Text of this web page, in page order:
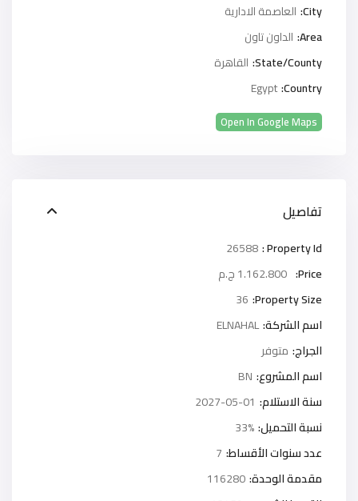
City: العاصمة الادارية
Area: الداون تاون
State/County: القاهرة
Country:
Egypt
Open In Google Maps
تفاصيل
Property Id :
26588
Price: 1.162.800 ج.م
Property Size:
36
اسم الشركة:ELNAHAL
الجراج: متوفر
اسم المشروع: BN
سنة الاستلام: 2027-05-01
نسبة التحميل:33%
عدد سنوات الأقساط: 7
مقدمة الوحدة:116280